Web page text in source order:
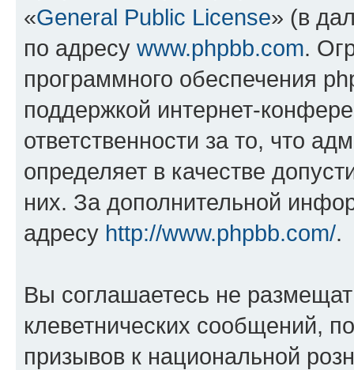
«General Public License» (в
по адресу www.phpbb.com.
программного обеспечения
поддержкой интернет-
ответственности за то, что
определяет в качестве
них. За дополнительной
адресу http://www.phpbb.com/.
Вы соглашаетесь не
клеветнических сообщений,
призывов к национальной